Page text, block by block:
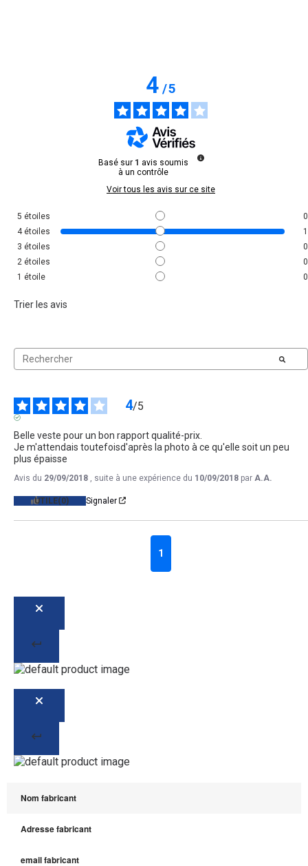
4/5
Basé sur 1 avis soumis
à un contrôle
Voir tous les avis sur ce site
5 étoiles
0
4 étoiles
1
3 étoiles
0
2 étoiles
0
1 étoile 0
Trier les avis
4/5
Belle veste pour un bon rapport qualité-prix.
Je m'attendais toutefoisd'après la photo à ce qu'elle soit un peu
plus épaisse
Avis du 29/09/2018 , suite à une expérience du 10/09/2018 par A.A.
UTILE(0) Signaler
1
Nom fabricant
Adresse fabricant
email fabricant